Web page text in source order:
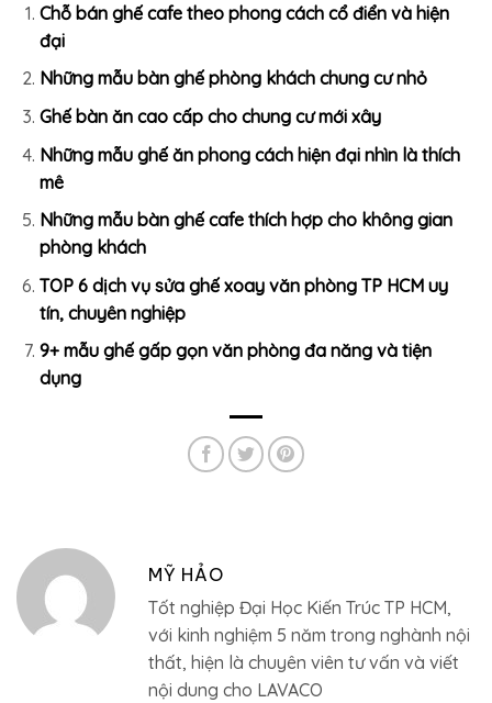
Chỗ bán ghế cafe theo phong cách cổ điển và hiện
đại
Những mẫu bàn ghế phòng khách chung cư nhỏ
Ghế bàn ăn cao cấp cho chung cư mới xây
Những mẫu ghế ăn phong cách hiện đại nhìn là thích
mê
Những mẫu bàn ghế cafe thích hợp cho không gian
phòng khách
TOP 6 dịch vụ sửa ghế xoay văn phòng TP HCM uy
tín, chuyên nghiệp
9+ mẫu ghế gấp gọn văn phòng đa năng và tiện
dụng
MỸ HẢO
Tốt nghiệp Đại Học Kiến Trúc TP HCM,
với kinh nghiệm 5 năm trong nghành nội
thất, hiện là chuyên viên tư vấn và viết
nội dung cho LAVACO